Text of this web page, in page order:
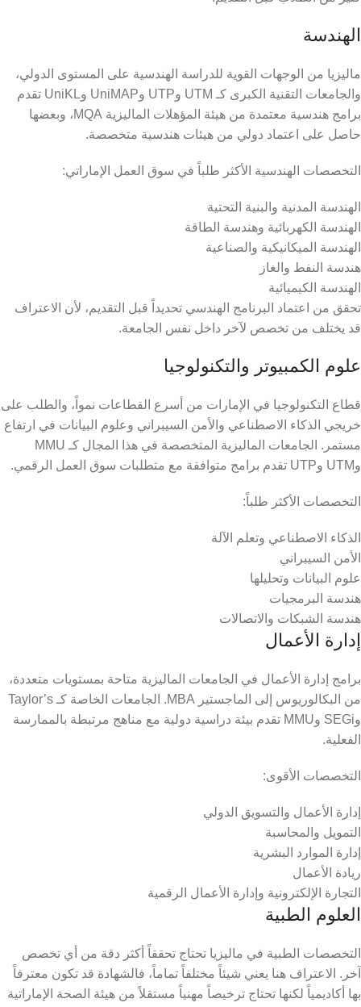
الهندسة
ماليزيا من الوجهات القوية للدراسة الهندسية على المستوى الدولي،
والجامعات التقنية الكبرى كـ UTM وUTP وUniMAP وUniKL تقدم
برامج هندسية معتمدة من هيئة المؤهلات الماليزية MQA، وبعضها
حاصل على اعتماد دولي من هيئات هندسية متخصصة.
التخصصات الهندسية الأكثر طلباً في سوق العمل الإماراتي:
الهندسة المدنية والبنية التحتية
الهندسة الكهربائية وهندسة الطاقة
الهندسة الميكانيكية والصناعية
هندسة النفط والغاز
الهندسة الكيميائية
تحقق من اعتماد البرنامج الهندسي تحديداً قبل التقديم، لأن الاعتراف
قد يختلف من تخصص لآخر داخل نفس الجامعة.
علوم الكمبيوتر والتكنولوجيا
قطاع التكنولوجيا في الإمارات من أسرع القطاعات نمواً، والطلب على
خريجي الذكاء الاصطناعي والأمن السيبراني وعلوم البيانات في ارتفاع
مستمر. الجامعات الماليزية المتخصصة في هذا المجال كـ MMU
وUTM وUTP تقدم برامج متوافقة مع متطلبات سوق العمل الرقمي.
التخصصات الأكثر طلباً:
الذكاء الاصطناعي وتعلم الآلة
الأمن السيبراني
علوم البيانات وتحليلها
هندسة البرمجيات
هندسة الشبكات والاتصالات
إدارة الأعمال
برامج إدارة الأعمال في الجامعات الماليزية متاحة بمستويات متعددة،
من البكالوريوس إلى الماجستير MBA. الجامعات الخاصة كـ Taylor’s
وSEGi وMMU تقدم بيئة دراسية دولية مع مناهج مرتبطة بالممارسة
الفعلية.
التخصصات الأقوى:
إدارة الأعمال والتسويق الدولي
التمويل والمحاسبة
إدارة الموارد البشرية
ريادة الأعمال
التجارة الإلكترونية وإدارة الأعمال الرقمية
العلوم الطبية
التخصصات الطبية في ماليزيا تحتاج تحققاً أكثر دقة من أي تخصص
آخر. الاعتراف هنا يعني شيئاً مختلفاً تماماً، فالشهادة قد تكون معترفاً
بها أكاديمياً لكنها تحتاج ترخيصاً مهنياً مستقلاً من هيئة الصحة الإماراتية